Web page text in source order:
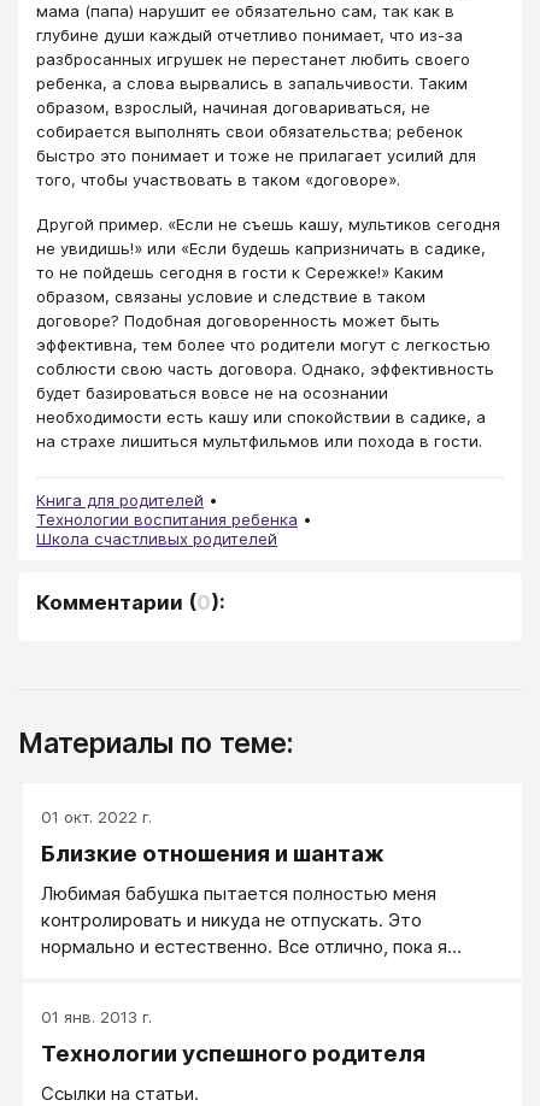
мама (папа) нарушит ее обязательно сам, так как в
глубине души каждый отчетливо понимает, что из-за
разбросанных игрушек не перестанет любить своего
ребенка, а слова вырвались в запальчивости. Таким
образом, взрослый, начиная договариваться, не
собирается выполнять свои обязательства; ребенок
быстро это понимает и тоже не прилагает усилий для
того, чтобы участвовать в таком «договоре».
Другой пример. «Если не съешь кашу, мультиков сегодня
не увидишь!» или «Если будешь капризничать в садике,
то не пойдешь сегодня в гости к Сережке!» Каким
образом, связаны условие и следствие в таком
договоре? Подобная договоренность может быть
эффективна, тем более что родители могут с легкостью
соблюсти свою часть договора. Однако, эффективность
будет базироваться вовсе не на осознании
необходимости есть кашу или спокойствии в садике, а
на страхе лишиться мультфильмов или похода в гости.
Книга для родителей
Технологии воспитания ребенка
Школа счастливых родителей
Комментарии (0):
Материалы по теме:
01 окт. 2022 г.
Близкие отношения и шантаж
Любимая бабушка пытается полностью меня
контролировать и никуда не отпускать. Это
нормально и естественно. Все отлично, пока я
01 янв. 2013 г.
Технологии успешного родителя
Ссылки на статьи.